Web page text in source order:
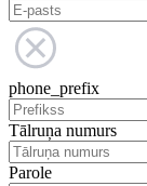
phone_prefix
Tālruņa numurs
Parole